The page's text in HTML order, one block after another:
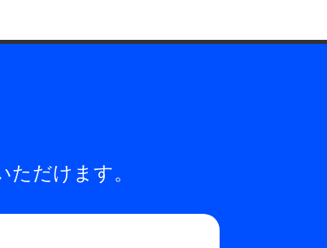
だけます。